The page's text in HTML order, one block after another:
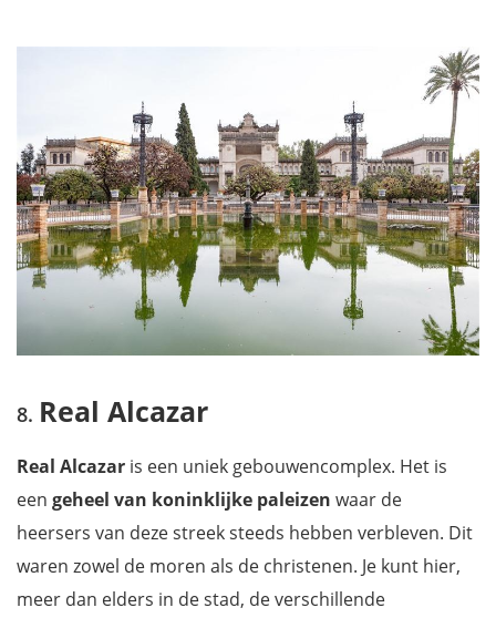
Real Alcazar
Real Alcazar is een uniek gebouwencomplex. Het is
een geheel van koninklijke paleizen waar de
heersers van deze streek steeds hebben verbleven. Dit
waren zowel de moren als de christenen. Je kunt hier,
meer dan elders in de stad, de verschillende